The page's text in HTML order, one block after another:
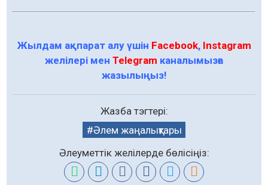
Жылдам ақпарат алу үшін Facebook, Instagram
желілері мен Telegram каналымызға
жазылыңыз!
Жазба тэгтері:
Әлем жаңалықтары
Әлеуметтік желілерде бөлісіңіз: